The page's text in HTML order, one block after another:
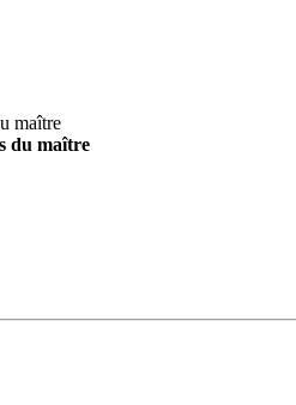
du maître